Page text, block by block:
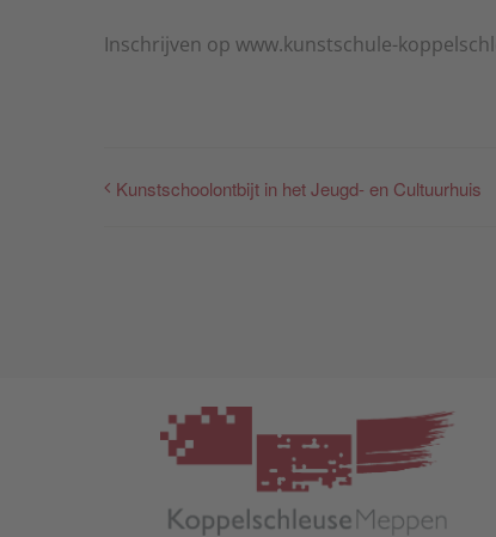
Inschrijven op www.kunstschule-
Kunstschoolontbijt in het Jeugd- en Cultuurhuis